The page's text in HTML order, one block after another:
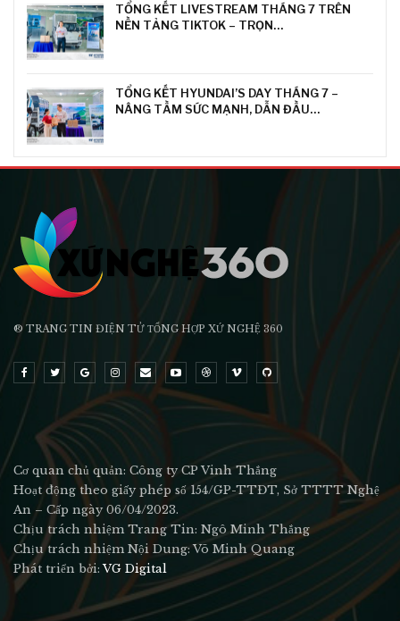
TỔNG KẾT LIVESTREAM THÁNG 7 TRÊN
NỀN TẢNG TIKTOK – TRỌN…
TỔNG KẾT HYUNDAI’S DAY THÁNG 7 –
NÂNG TẦM SỨC MẠNH, DẪN ĐẦU…
® TRANG TIN ĐIỆN TỬ ТỔNG HỢP XỨ NGHỆ 360
Cơ quan chủ quản: Công ty CP Vinh Thắng
Hoạt động theo giấy phép số 154/GP-TTĐT, Sở TTTT Nghệ
An – Cấp ngày 06/04/2023.
Chịu trách nhiệm Trang Tin: Ngô Minh Thắng
Chịu trách nhiệm Nội Dung: Võ Minh Quang
Phát triển bởi:VG Digital